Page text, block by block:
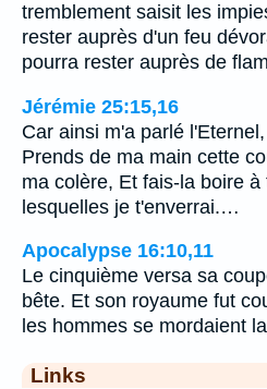
tremblement saisit les
rester auprès d'un feu
pourra rester auprès de
Jérémie 25:15,16
Car ainsi m'a parlé
Prends de ma main cette
ma colère, Et fais-la boire
lesquelles je t'enverrai.…
Apocalypse 16:10,11
Le cinquième versa sa
bête. Et son royaume fut
les hommes se mordaient
Links